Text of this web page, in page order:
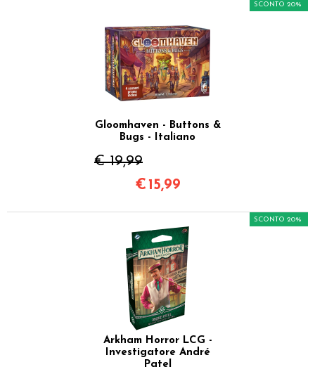
Gloomhaven - Buttons &
Bugs - Italiano
€ 19,99
SCONTO 20%
€ 15,99
Arkham Horror LCG -
Investigatore André
Patel
SCONTO 20%